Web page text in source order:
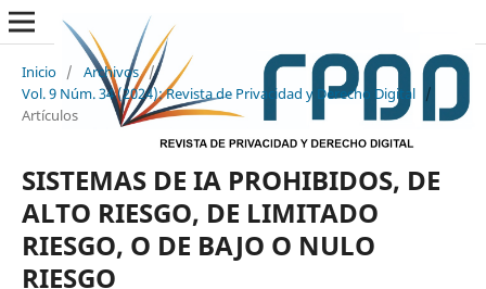
Inicio / Archivos /
Vol. 9 Núm. 34 (2024): Revista de Privacidad y Derecho Digital /
Artículos
SISTEMAS DE IA PROHIBIDOS, DE
ALTO RIESGO, DE LIMITADO
RIESGO, O DE BAJO O NULO
RIESGO